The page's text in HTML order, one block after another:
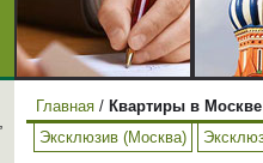
Главная / Квартиры в
Эксклюзив (Москва)